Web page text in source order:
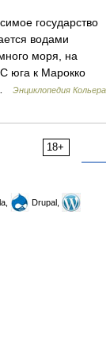
государство
водами
моря, на
юга к Марокко
Энциклопедия Кольера
18+
Drupal,